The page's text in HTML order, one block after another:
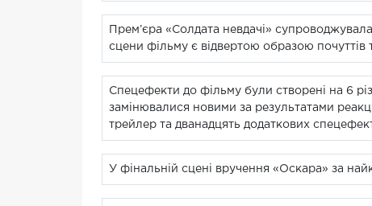
Прем’єра «Солдата невдачі»
сцени фільму є відвертою образою
Спецефекти до фільму були створені на 6
замінювалися новими за результатами
трейлер та дванадцять додаткових
У фінальній сцені вручення «Оскара» за